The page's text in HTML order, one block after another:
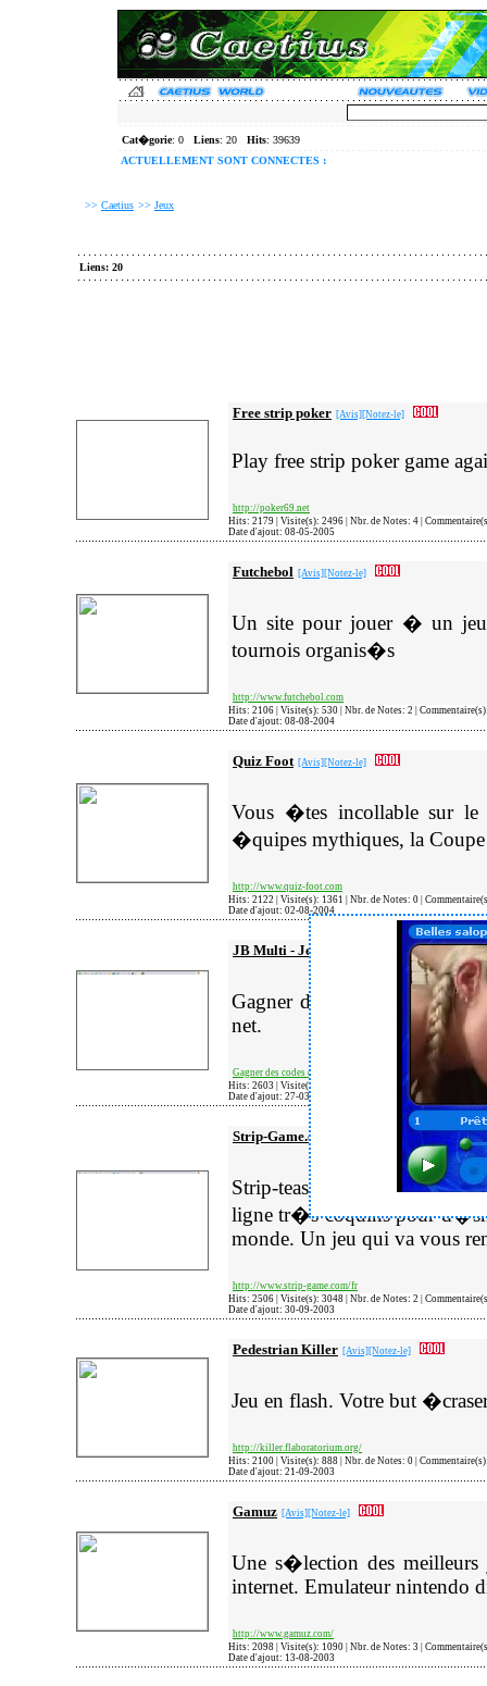
Cat�gorie: 0 Liens: 20 Hits: 39639
ACTUELLEMENT SONT CONNECTES :
>> Caetius >> Jeux
Liens: 20
Free strip poker [Avis] [Notez-le]
Play free strip poker game
http://poker69.net
Hits: 2179 | Visite(s): 2496 | Nbr. de Notes: 4 |
Date d'ajout: 08-05-2005
Futchebol [Avis] [Notez-le]
Un site pour jouer � un
tournois organis�s
http://www.futchebol.com
Hits: 2106 | Visite(s): 530 | Nbr. de Notes: 2 |
Date d'ajout: 08-08-2004
Quiz Foot [Avis] [Notez-le]
Vous �tes incollable sur le
�quipes mythiques, la
http://www.quiz-foot.com
Hits: 2122 | Visite(s): 1361 | Nbr. de Notes: 0 |
Date d'ajout: 02-08-2004
JB Multi - Jeux et Sexe Gratuit [Avis][Notez-
Gagner des codes d'acc�s
net.
Gagner des codes d'acc�s aux Vid�os X les plus hard du
Hits: 2603 | Visite(s): 1733 | Nbr. de Notes: 3 |
Date d'ajout: 27-03-2004
Strip-Game.com [Notez-le]
Strip-teases ludiques et
ligne tr�s coquins pour
monde. Un jeu qui va vous
http://www.strip-game.com/fr
Hits: 2506 | Visite(s): 3048 | Nbr. de Notes: 2 |
Date d'ajout: 30-09-2003
Pedestrian Killer [Avis] [Notez-le]
Jeu en flash. Votre but
http://killer.flaboratorium.org/
Hits: 2100 | Visite(s): 888 | Nbr. de Notes: 0 |
Date d'ajout: 21-09-2003
Gamuz [Avis] [Notez-le]
Une s�lection des
internet. Emulateur nintendo
http://www.gamuz.com/
Hits: 2098 | Visite(s): 1090 | Nbr. de Notes: 3 |
Date d'ajout: 13-08-2003